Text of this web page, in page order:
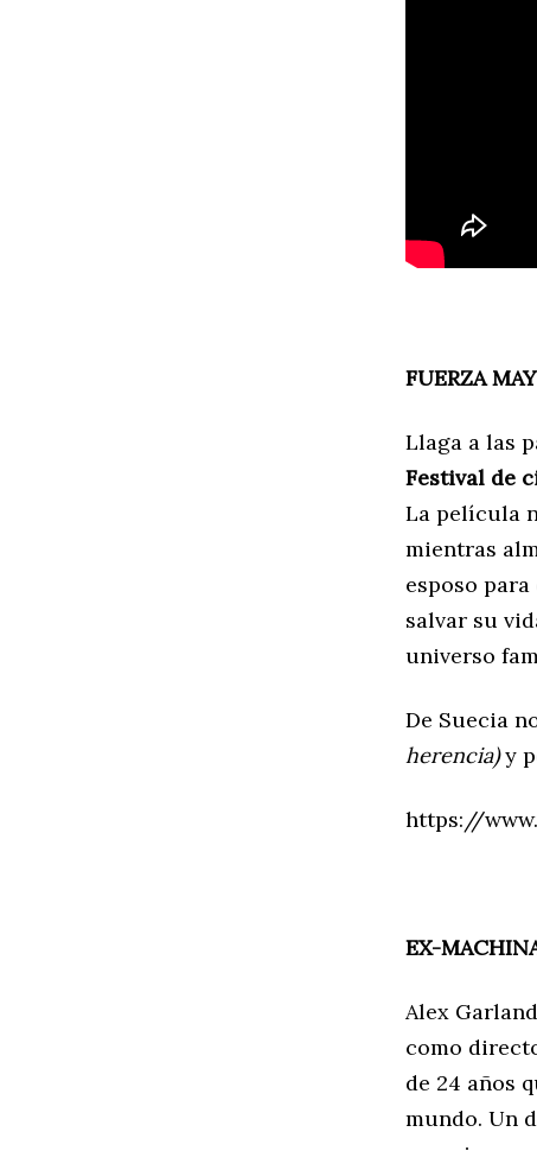
FUERZA
Llaga a las
Festival de
La película
mientras
esposo
salvar su
universo
De Suecia
herencia)y
https://
EX-
Alex
como
de 24 años
mundo. Un